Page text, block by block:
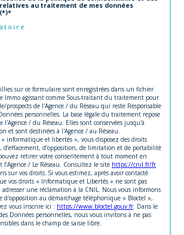
au traitement de mes données
sur ce formulaire sont enregistrées dans un fichier
Immo agissant comme Sous-traitant du traitement pour
prospects de l'Agence / du Réseau qui reste Responsable
personnelles. La base légale du traitement repose
/ du Réseau. Elles sont conservées jusqu'à
et sont destinées à l'Agence / au Réseau.
informatique et libertés », vous disposez des droits
d’effacement, d’opposition, de limitation et de portabilité
retirer votre consentement à tout moment en
/ Le Réseau. Consultez le site https://cnil.fr/fr
sur vos droits. Si vous estimez, après avoir contacté
vos droits « Informatique et Libertés » ne sont pas
adresser une réclamation à la CNIL. Nous vous informons
d'opposition au démarchage téléphonique « Bloctel »,
vous inscrire ici : https://www.bloctel.gouv.fr. Dans le
Données personnelles, nous vous invitons à ne pas
dans le champ de saisie libre.